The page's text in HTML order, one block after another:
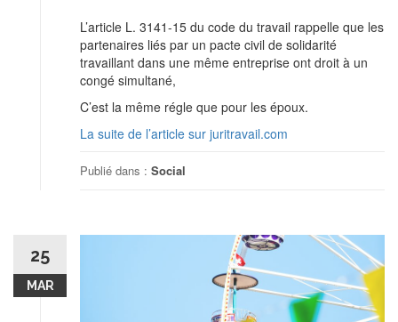
L’article L. 3141-15 du code du travail rappelle que les
partenaires liés par un pacte civil de solidarité
travaillant dans une même entreprise ont droit à un
congé simultané,
C’est la même régle que pour les époux.
La suite de l’article sur juritravail.com
Publié dans : Social
25
MAR